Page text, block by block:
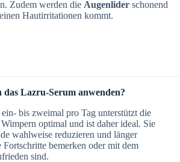
Zudem werden die Augenlider schonend
Hautirritationen kommt.
das Lazru-Serum anwenden?
bis zweimal pro Tag unterstützt die
optimal und ist daher ideal. Sie
wahlweise reduzieren und länger
Fortschritte bemerken oder mit dem
sind.